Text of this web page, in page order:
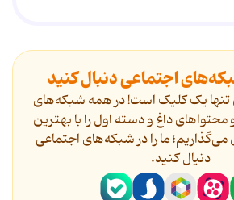
اجتماعی دنبال کنید
تنها یک کلیک است! در همه شبکه‌های
داغ و دسته اول را با بهترین
می‌گذاریم؛ ما را در شبکه‌های اجتماعی
دنیال کنید.